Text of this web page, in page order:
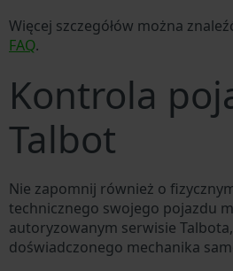
Więcej szczegółów można
FAQ.
Kontrola
Talbot
Nie zapomnij również o
technicznego swojego pojazdu
autoryzowanym serwisie
doświadczonego mechanika